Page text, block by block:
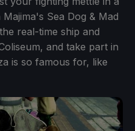
Sea Dog & Mad
real-time ship and
and take part in
is so famous for, like